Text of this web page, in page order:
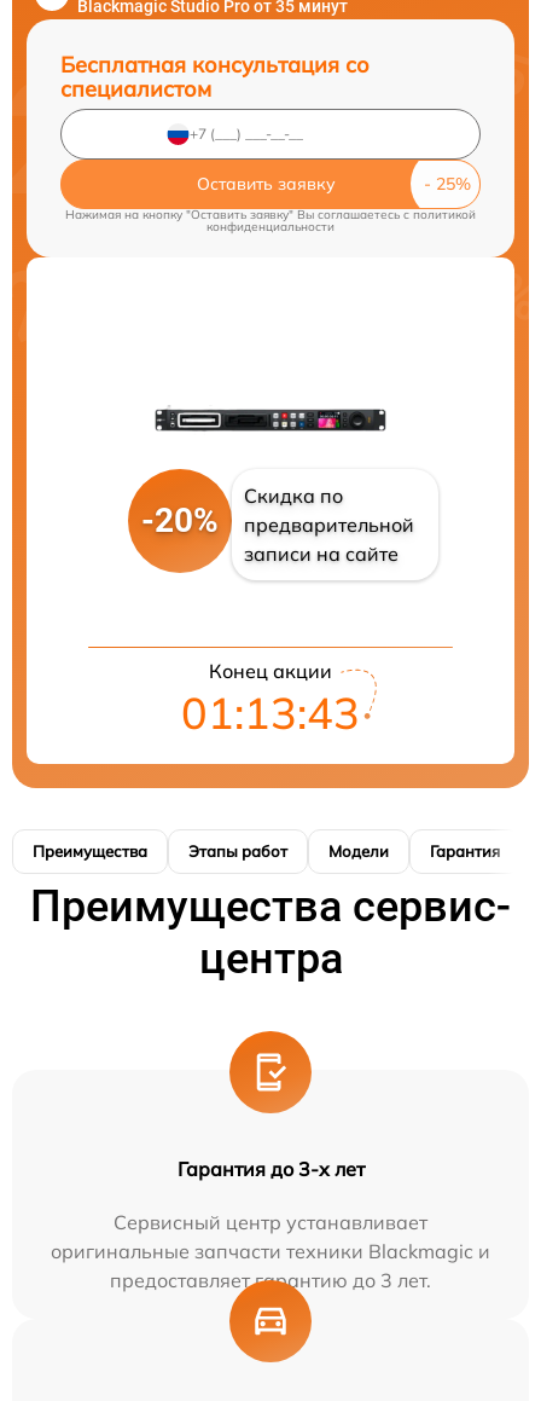
Blackmagic Studio Pro от 35 минут
Бесплатная консультация со
специалистом
Оставить заявку
Нажимая на кнопку "Оставить заявку" Вы соглашаетесь cполитикой
конфиденциальности
-20%
Скидка по
предварительной
записи на сайте
Конец акции
01:13:42
Преимущества Этапы работ Модели Гарантия
Преимущества сервис-
центра
Гарантия до 3-х лет
Сервисный центр устанавливает
оригинальные запчасти техники Blackmagic и
предоставляет гарантию до 3 лет.